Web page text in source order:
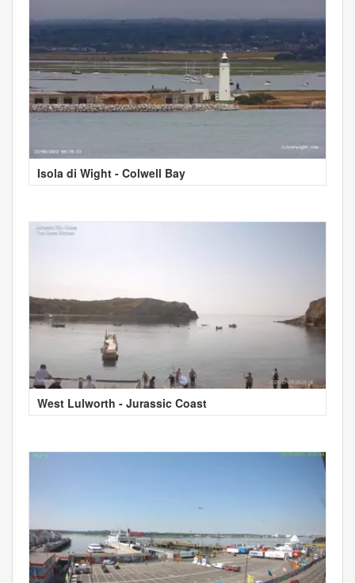
Isola di Wight - Colwell Bay
West Lulworth - Jurassic Coast